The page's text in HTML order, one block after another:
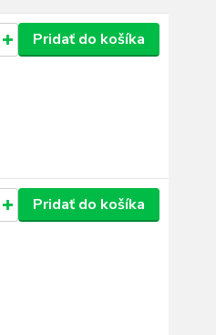
Pridať do košíka
Pridať do košíka